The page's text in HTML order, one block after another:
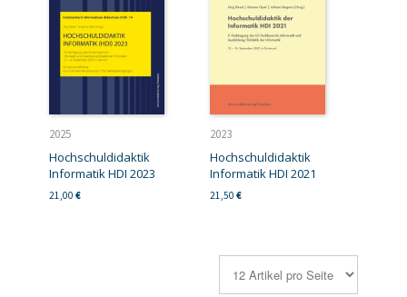
2025
Hochschuldidaktik
Informatik HDI 2023
21,00 €
2023
Hochschuldidaktik
Informatik HDI 2021
21,50 €